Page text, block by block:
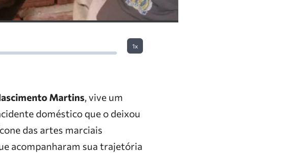
1x
Martins, vive um
doméstico que o deixou
das artes marciais
acompanharam sua trajetória